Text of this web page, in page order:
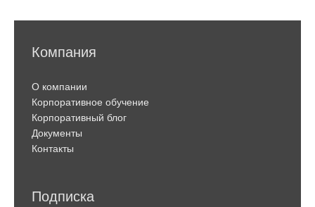
Компания
О компании
Корпоративное обучение
Корпоративный блог
Документы
Контакты
Подписка